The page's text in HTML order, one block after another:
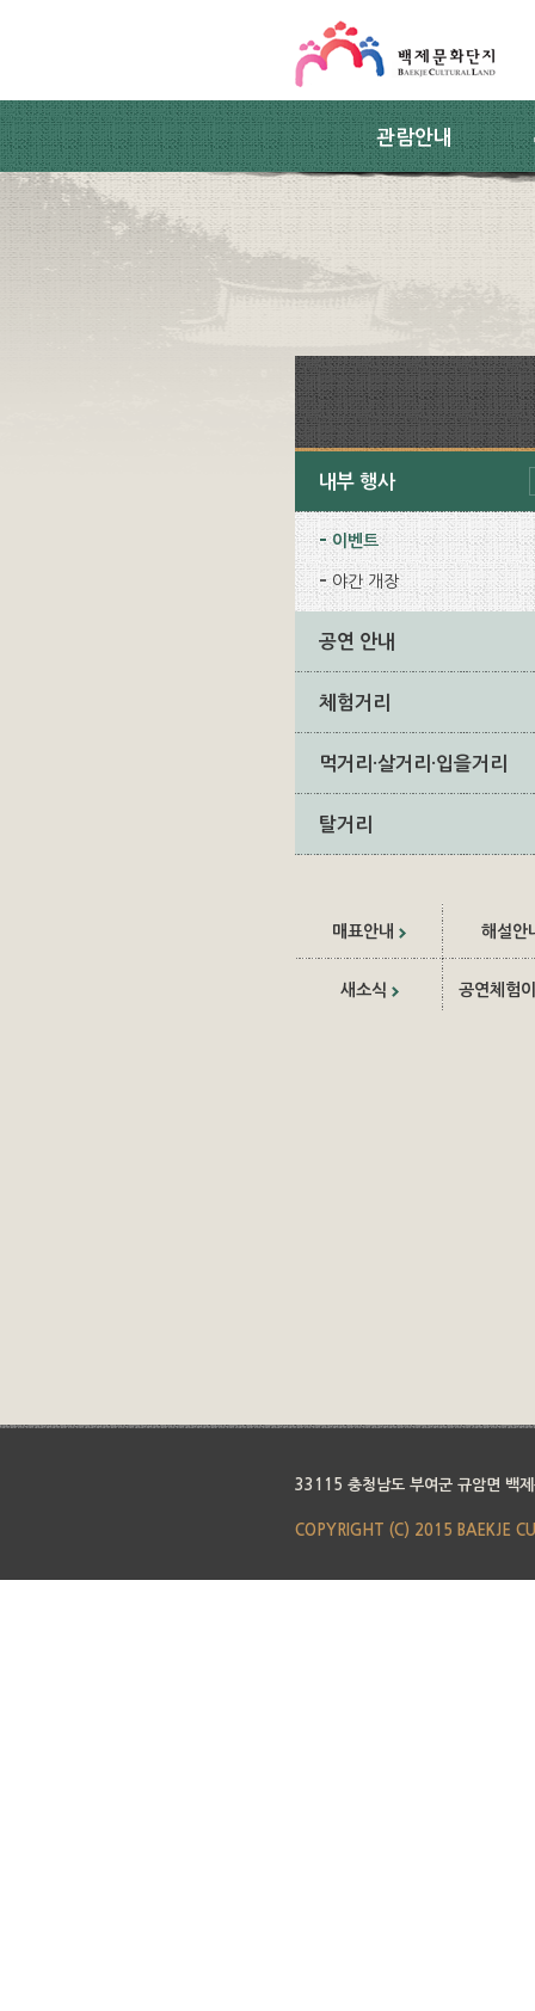
관람안내
내부 행사
이벤트
야간 개장
공연 안내
체험거리
먹거리·살거리·입을거리
탈거리
매표안내 해설안
새소식 공연체험
33115 충청남도 부여군 규암면 백
COPYRIGHT (C) 2015 BAEKJE